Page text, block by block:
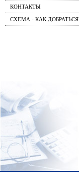
КОНТАКТЫ
СХЕМА - КАК ДОБРАТЬСЯ